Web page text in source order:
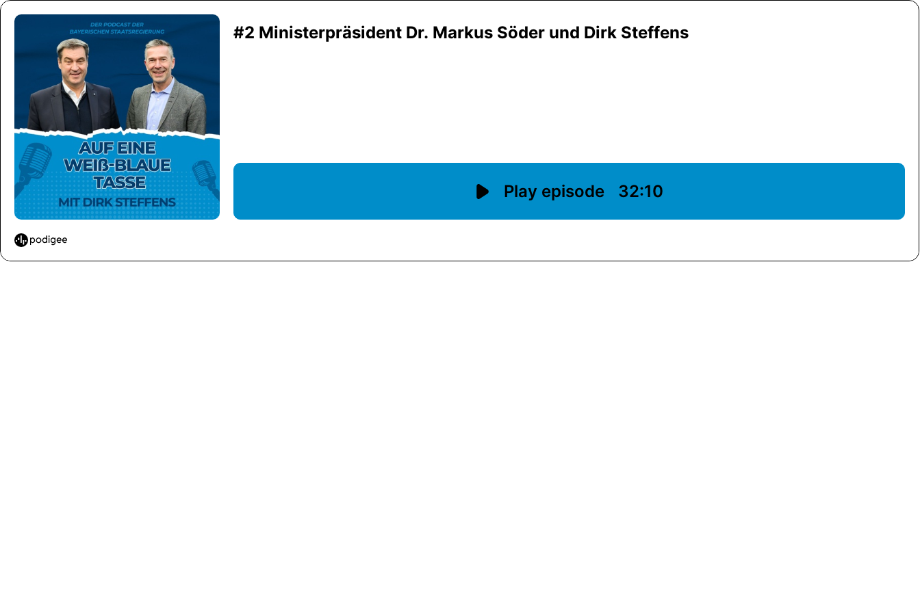
#2 Ministerpräsident Dr. Markus Söder und Dirk Steffens
Play episode 32:10